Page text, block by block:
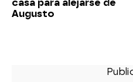
casa para alejarse de
Augusto